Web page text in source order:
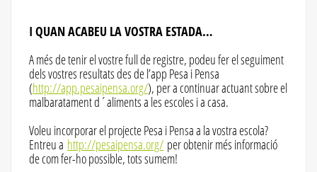
I QUAN ACABEU LA VOSTRA ESTADA…
A més de tenir el vostre full de registre, podeu fer el seguiment
dels vostres resultats des de l’app Pesa i Pensa
(http://app.pesaipensa.org/), per a continuar actuant sobre el
malbaratament d´aliments a les escoles i a casa.
Voleu incorporar el projecte Pesa i Pensa a la vostra escola?
Entreu a http://pesaipensa.org/ per obtenir més informació
de com fer-ho possible, tots sumem!